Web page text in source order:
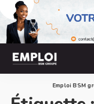
Emploi BSM